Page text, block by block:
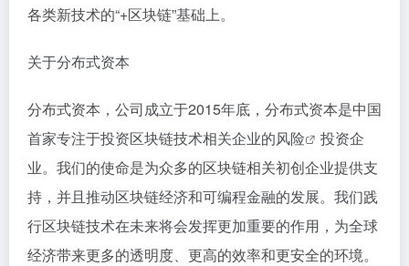
各类新技术的“+区块链”基础上。
关于分布式资本
分布式资本，公司成立于2015年底，分布式资本是中国
首家专注于投资区块链技术相关企业的风险
投资企
业。我们的使命是为众多的区块链相关初创企业提供支
持，并且推动区块链经济和可编程金融的发展。我们践
行区块链技术在未来将会发挥更加重要的作用，为全球
经济带来更多的透明度、更高的效率和更安全的环境。